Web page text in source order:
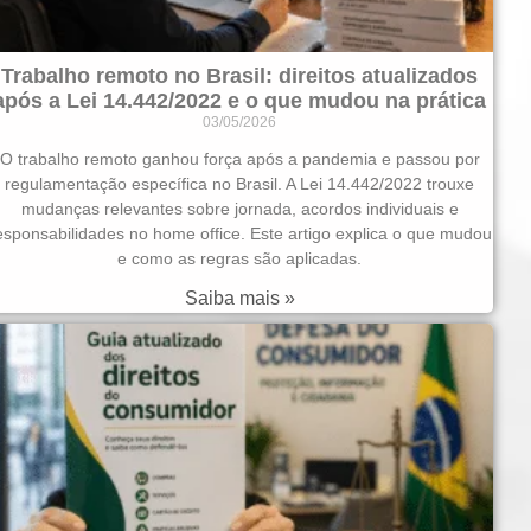
Trabalho remoto no Brasil: direitos atualizados
a Lei 14.442/2022 e o que mudou na prática
03/05/2026
O trabalho remoto ganhou força após a pandemia e passou por
regulamentação específica no Brasil. A Lei 14.442/2022 trouxe
mudanças relevantes sobre jornada, acordos individuais e
no home office. Este artigo explica o que mudou
e como as regras são aplicadas.
Saiba mais »